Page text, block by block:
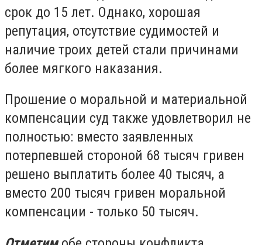
срок до 15 лет. Однако, хорошая
репутация, отсутствие судимостей и
наличие троих детей стали причинами
более мягкого наказания.
Прошение о моральной и материальной
компенсации суд также удовлетворил не
полностью: вместо заявленных
потерпевшей стороной 68 тысяч гривен
решено выплатить более 40 тысяч, а
вместо 200 тысяч гривен моральной
компенсации - только 50 тысяч.